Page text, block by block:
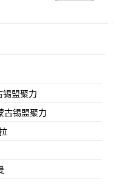
锡盟聚力
古锡盟聚力